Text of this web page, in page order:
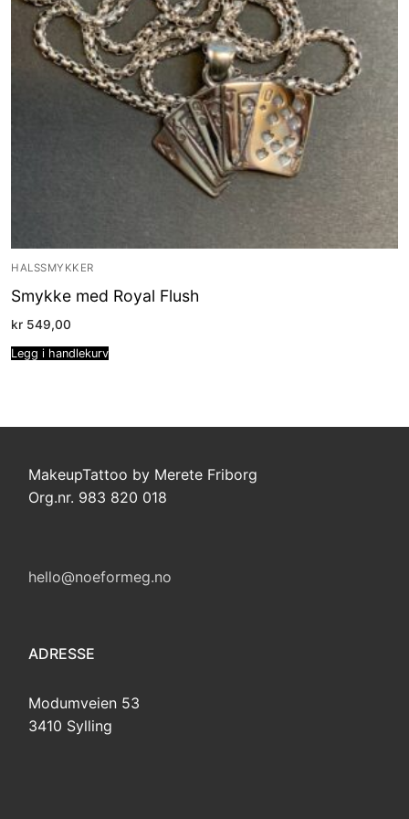
HALSSMYKKER
Smykke med Royal Flush
kr 549,00
Legg i handlekurv
MakeupTattoo by Merete Friborg
Org.nr. 983 820 018
hello@noeformeg.no
ADRESSE
Modumveien 53
3410 Sylling